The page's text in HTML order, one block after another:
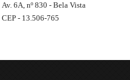
Av. 6A, nº 830 - Bela Vista
CEP - 13.506-765